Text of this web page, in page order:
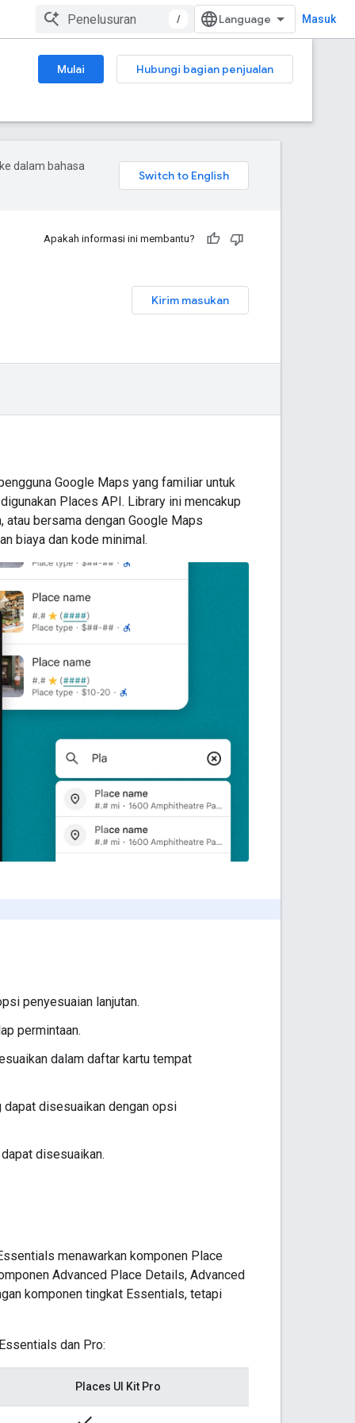
/ Masuk
Mulai
Hubungi bagian penjualan
dalam bahasa
Apakah informasi ini membantu?
Kirim masukan
Google Maps yang familiar untuk
Places API. Library ini mencakup
atau bersama dengan Google Maps
biaya dan kode minimal.
penyesuaian lanjutan.
permintaan.
dalam daftar kartu tempat
disesuaikan dengan opsi
disesuaikan.
menawarkan komponen Place
Advanced Place Details, Advanced
komponen tingkat Essentials, tetapi
dan Pro:
Places UI Kit Pro